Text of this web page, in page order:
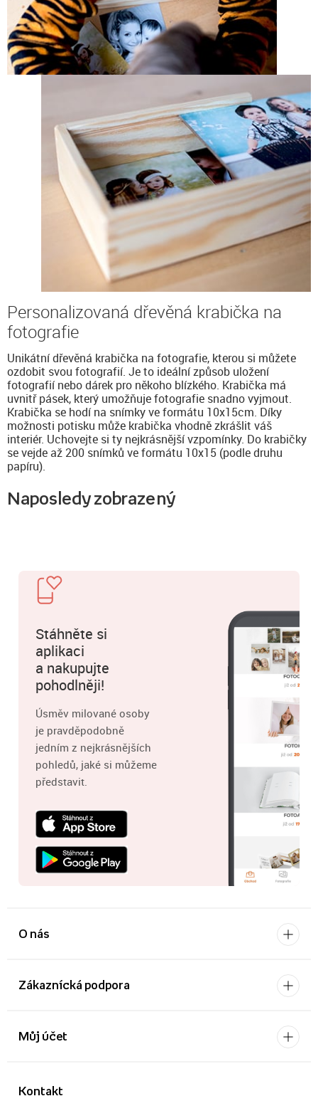
Personalizovaná dřevěná krabička na
fotografie
Unikátní dřevěná krabička na fotografie, kterou si můžete
ozdobit svou fotografií. Je to ideální způsob uložení
fotografií nebo dárek pro někoho blízkého. Krabička má
uvnitř pásek, který umožňuje fotografie snadno vyjmout.
Krabička se hodí na snímky ve formátu 10x15cm. Díky
možnosti potisku může krabička vhodně zkrášlit váš
interiér. Uchovejte si ty nejkrásnější vzpomínky. Do krabičky
se vejde až 200 snímků ve formátu 10x15 (podle druhu
papíru).
Naposledy zobrazený
Stáhněte si
aplikaci
a nakupujte
pohodlněji!
Úsměv milované osoby
je pravděpodobně
jedním z nejkrásnějších
pohledů, jaké si můžeme
představit.
O nás
Zákaznícká podpora
Kontakt
Můj účet